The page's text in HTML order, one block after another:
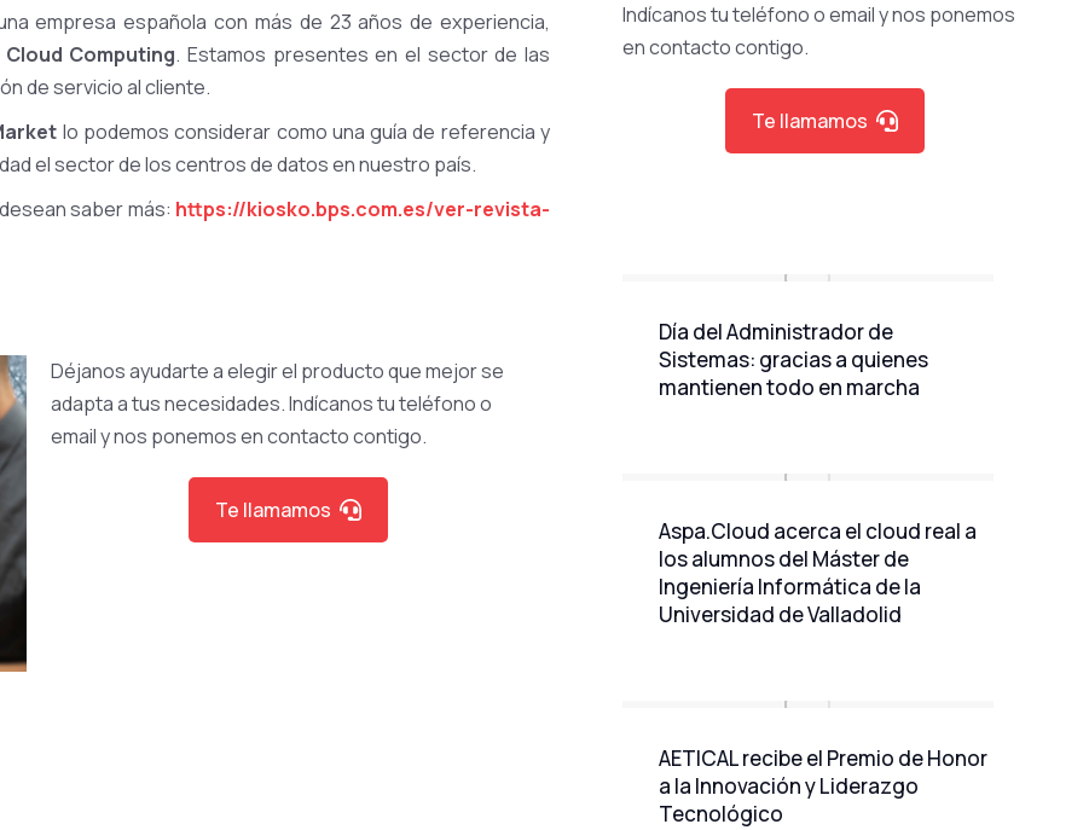
empresa española con más de 23 años de experiencia,
Computing. Estamos presentes en el sector de las
de servicio al cliente.
lo podemos considerar como una guía de referencia y
el sector de los centros de datos en nuestro país.
saber más: https://kiosko.bps.com.es/ver-revista-
Déjanos ayudarte a elegir el producto que mejor se
adapta a tus necesidades. Indícanos tu teléfono o
email y nos ponemos en contacto contigo.
Te llamamos
Indícanos tu teléfono o email y nos ponemos
en contacto contigo.
Te llamamos
Día del Administrador de
Sistemas: gracias a quienes
mantienen todo en marcha
Aspa.Cloud acerca el cloud real a
los alumnos del Máster de
Ingeniería Informática de la
Universidad de Valladolid
AETICAL recibe el Premio de Honor
a la Innovación y Liderazgo
Tecnológico